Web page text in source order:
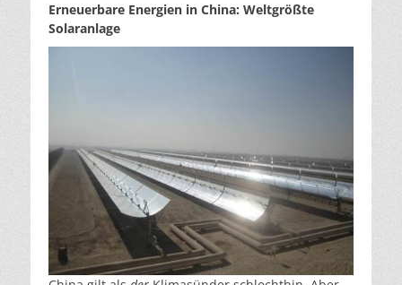
Erneuerbare Energien in China: Weltgrößte
Solaranlage